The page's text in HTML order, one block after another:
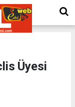
Üyesi